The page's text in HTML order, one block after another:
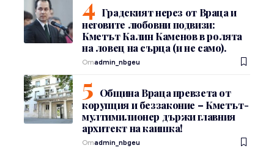
Градският нерез от Враца и
неговите любовни подвизи:
Кметът Калин Каменов в ролята
на ловец на сърца (и не само).
Отadmin_nbgeu
Община Враца превзета от
корупция и беззаконие – Кметът-
мултимилионер държи главния
архитект на каишка!
Отadmin_nbgeu